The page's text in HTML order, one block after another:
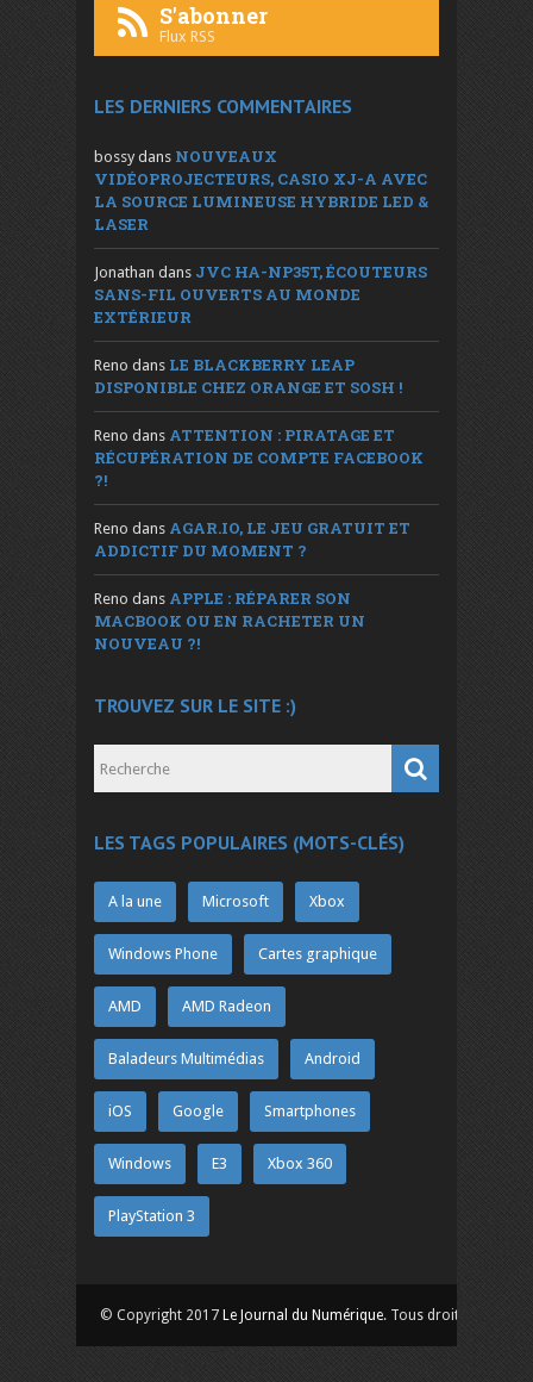
S'abonner
Flux RSS
LES DERNIERS COMMENTAIRES
bossy dans NOUVEAUX
VIDÉOPROJECTEURS, CASIO XJ-A AVEC
LA SOURCE LUMINEUSE HYBRIDE LED &
LASER
Jonathan dans JVC HA-NP35T, ÉCOUTEURS
SANS-FIL OUVERTS AU MONDE
EXTÉRIEUR
Reno dans LE BLACKBERRY LEAP
DISPONIBLE CHEZ ORANGE ET SOSH !
Reno dans ATTENTION : PIRATAGE ET
RÉCUPÉRATION DE COMPTE FACEBOOK
?!
Reno dans AGAR.IO, LE JEU GRATUIT ET
ADDICTIF DU MOMENT ?
Reno dans APPLE : RÉPARER SON
MACBOOK OU EN RACHETER UN
NOUVEAU ?!
TROUVEZ SUR LE SITE :)
LES TAGS POPULAIRES (MOTS-CLÉS)
A la une Microsoft Xbox
Windows Phone Cartes graphique
AMD AMD Radeon
Baladeurs Multimédias Android
iOS Google Smartphones
Windows E3 Xbox 360
PlayStation 3
© Copyright 2017 Le Journal du Numérique. Tous droits réservés.